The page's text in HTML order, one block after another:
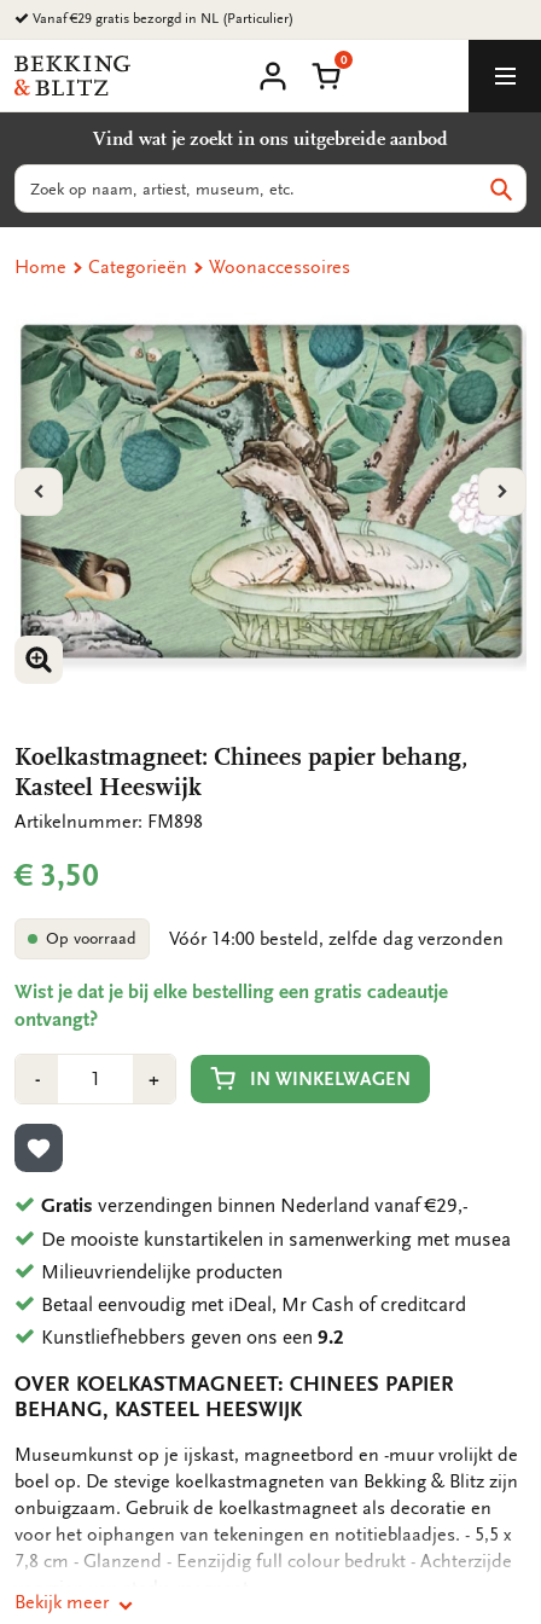
Ga
naar
content
Vanaf €29 gratis bezorgd in NL (Particulier)
Bekking
&
B.V.
account
Winkelmand
0
Vind wat je zoekt in ons uitgebreide aanbod
Zoeken
Home Categorieën Woonaccessoires
VORIGE
VERGROOT AFBEELDING
VERGROOT AFBEELDING
Koelkastmagneet: Chinees papier behang,
Kasteel Heeswijk
Artikelnummer: FM898
€ 3,50
Op voorraad Vóór 14:00 besteld, zelfde dag verzonden
Wist je dat je bij elke bestelling een gratis cadeautje
ontvangt?
-Min
1
+Plus
1
IN WINKELWAGEN
TOEVOEGEN AAN VERLANGLIJST
Gratis verzendingen binnen Nederland vanaf €29,-
De mooiste kunstartikelen in samenwerking met musea
Milieuvriendelijke producten
Betaal eenvoudig met iDeal, Mr Cash of creditcard
Kunstliefhebbers geven ons een9.2
OVER KOELKASTMAGNEET: CHINEES PAPIER
BEHANG, KASTEEL HEESWIJK
OMSCHRIJVING
Museumkunst op je ijskast, magneetbord en -muur vrolijkt de
boel op. De stevige koelkastmagneten van Bekking & Blitz zijn
onbuigzaam. Gebruik de koelkastmagneet als decoratie en
voor het oiphangen van tekeningen en notitieblaadjes. - 5,5 x
7,8 cm - Glanzend - Eenzijdig full colour bedrukt - Achterzijde
Bekijk meer